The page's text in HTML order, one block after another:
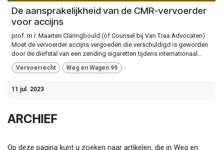
De aansprakelijkheid van de CMR-vervoerder
voor accijns
prof. m r. Maarten Claringbould (of Counsel bij Van Traa Advocaten)
Moet de vervoerder accijns vergoeden die verschuldigd is geworden
door de diefstal van een zending sigaretten tijdens internationaal...
Vervoerrecht Weg en Wagen 99
11 jul. 2023
ARCHIEF
Op deze pagina kunt u zoeken naar artikelen, die in Weg en